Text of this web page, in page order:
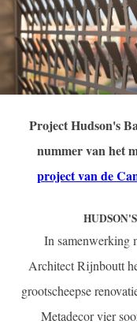
Project Hudson's
nummer van het
project van de
In samenwerking
Architect Rijnboutt
grootscheepse
Metadecor vier